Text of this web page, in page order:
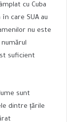
cu Cuba
care SUA au
nu este
suficient
sunt
dintre țările